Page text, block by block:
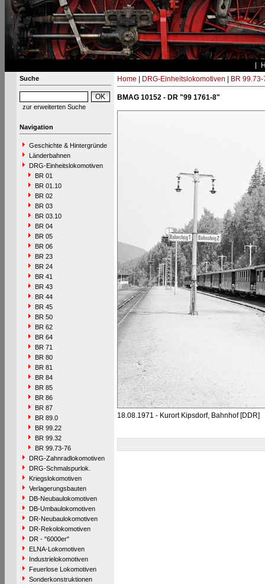
Suche
zur erweiterten Suche
Navigation
Geschichte & Hintergründe
Länderbahnen
DRG-Einheitslokomotiven
BR 01
BR 01.10
BR 02
BR 03
BR 03.10
BR 04
BR 05
BR 06
BR 23
BR 24
BR 41
BR 43
BR 44
BR 45
BR 50
BR 62
BR 64
BR 71
BR 80
BR 81
BR 84
BR 85
BR 86
BR 87
BR 89.0
BR 99.22
BR 99.32
BR 99.73-76
DRG-Zahnradlokomotiven
DRG-Schmalspurlok.
Kriegslokomotiven
Verlagerungsbauten
DB-Neubaulokomotiven
DB-Umbaulokomotiven
DR-Neubaulokomotiven
DR-Rekolokomotiven
DR - "6000er"
ELNA-Lokomotiven
Industrielokomotiven
Feuerlose Lokomotiven
Sonderkonstruktionen
Home DRG-Einheitslokomotiven BR 99.73-
BMAG 10152 - DR "99 1761-8"
18.08.1971 - Kurort Kipsdorf, Bahnhof [DDR]